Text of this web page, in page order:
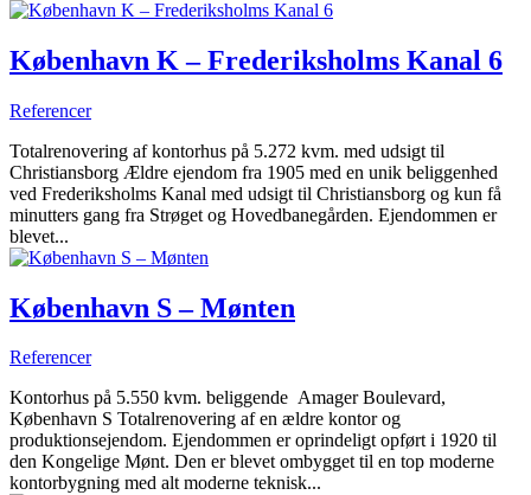
København K – Frederiksholms Kanal 6
Referencer
Totalrenovering af kontorhus på 5.272 kvm. med udsigt til
Christiansborg Ældre ejendom fra 1905 med en unik beliggenhed
ved Frederiksholms Kanal med udsigt til Christiansborg og kun få
minutters gang fra Strøget og Hovedbanegården. Ejendommen er
blevet...
København S – Mønten
Referencer
Kontorhus på 5.550 kvm. beliggende Amager Boulevard,
København S Totalrenovering af en ældre kontor og
produktionsejendom. Ejendommen er oprindeligt opført i 1920 til
den Kongelige Mønt. Den er blevet ombygget til en top moderne
kontorbygning med alt moderne teknisk...